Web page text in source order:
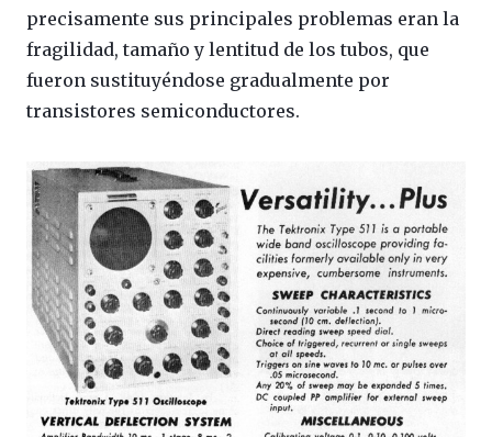
precisamente sus principales problemas eran la
fragilidad, tamaño y lentitud de los tubos, que
fueron sustituyéndose gradualmente por
transistores semiconductores.